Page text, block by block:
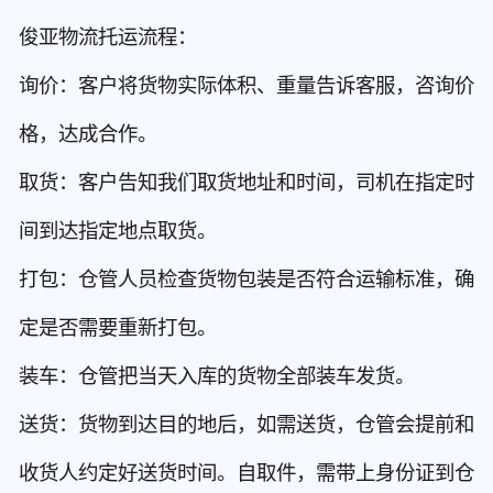
俊亚物流托运流程：
询价：客户将货物实际体积、重量告诉客服，咨询价
格，达成合作。
取货：客户告知我们取货地址和时间，司机在指定时
间到达指定地点取货。
打包：仓管人员检查货物包装是否符合运输标准，确
定是否需要重新打包。
装车：仓管把当天入库的货物全部装车发货。
送货：货物到达目的地后，如需送货，仓管会提前和
收货人约定好送货时间。自取件，需带上身份证到仓